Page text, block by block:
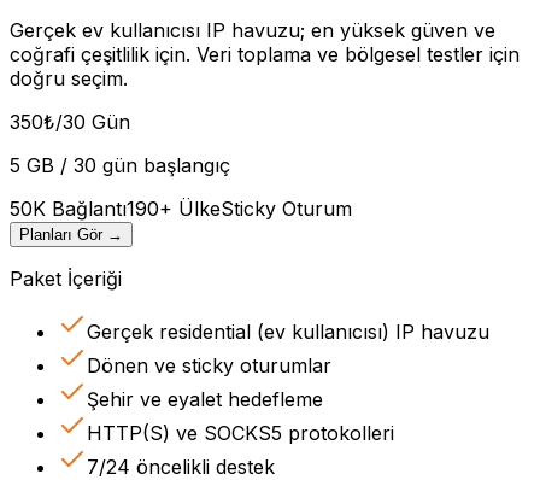
Gerçek ev kullanıcısı IP havuzu; en yüksek güven ve
coğrafi çeşitlilik için. Veri toplama ve bölgesel testler için
doğru seçim.
350₺/30 Gün
5 GB / 30 gün başlangıç
50K Bağlantı190+ ÜlkeSticky Oturum
Planları Gör →
Paket İçeriği
Gerçek residential (ev kullanıcısı) IP havuzu
Dönen ve sticky oturumlar
Şehir ve eyalet hedefleme
HTTP(S) ve SOCKS5 protokolleri
7/24 öncelikli destek